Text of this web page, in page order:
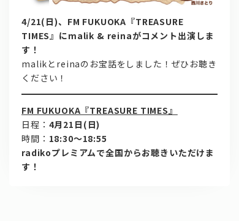
4/21(日)、FM FUKUOKA『TREASURE
TIMES』にmalik & reinaがコメント出演しま
す！
malikとreinaのお宝話をしました！ぜひお聴き
ください！
FM FUKUOKA『TREASURE TIMES』
日程： 4月21日(日)
時間： 18:30～18:55
radikoプレミアムで全国からお聴きいただけま
す！
問い合わせ, 取材,出演依頼
lyrical school official web shop